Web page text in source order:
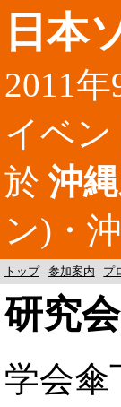
日本
2011
イベン
於 沖
ン)・
トップ 参加案内 プ
研究
学会傘